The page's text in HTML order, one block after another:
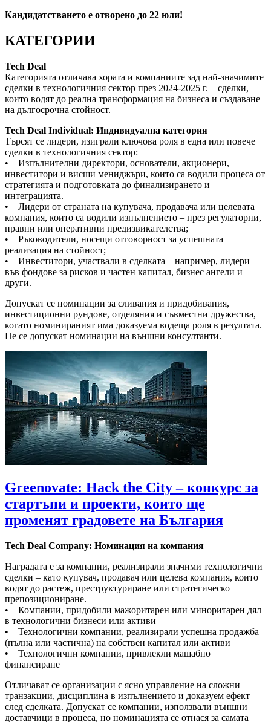
Кандидатстването е отворено до 22 юли!
КАТЕГОРИИ
Tech Deal
Категорията отличава хората и компаниите зад най-значимите
сделки в технологичния сектор през 2024-2025 г. – сделки,
които водят до реална трансформация на бизнеса и създаване
на дългосрочна стойност.
Tech Deal Individual: Индивидуална категория
Търсят се лидери, изиграли ключова роля в една или повече
сделки в технологичния сектор:
• Изпълнителни директори, основатели, акционери,
инвеститори и висши мениджъри, които са водили процеса от
стратегията и подготовката до финализирането и
интеграцията.
• Лидери от страната на купувача, продавача или целевата
компания, които са водили изпълнението – през регулаторни,
правни или оперативни предизвикателства;
• Ръководители, носещи отговорност за успешната
реализация на стойност;
• Инвеститори, участвали в сделката – например, лидери
във фондове за рисков и частен капитал, бизнес ангели и
други.
Допускат се номинации за сливания и придобивания,
инвестиционни рундове, отделяния и съвместни дружества,
когато номинираният има доказуема водеща роля в резултата.
Не се допускат номинации на външни консултанти.
Greenovate: Hack the City – конкурс за
стартъпи и проекти, които ще
променят градовете на България
Tech Deal Company: Номинация на компания
Наградата е за компании, реализирали значими технологични
сделки – като купувач, продавач или целева компания, които
водят до растеж, преструктуриране или стратегическо
препозициониране.
• Компании, придобили мажоритарен или миноритарен дял
в технологични бизнеси или активи
• Технологични компании, реализирали успешна продажба
(пълна или частична) на собствен капитал или активи
• Технологични компании, привлекли мащабно
финансиране
Отличават се организации с ясно управление на сложни
транзакции, дисциплина в изпълнението и доказуем ефект
след сделката. Допускат се компании, използвали външни
доставчици в процеса, но номинацията се отнася за самата